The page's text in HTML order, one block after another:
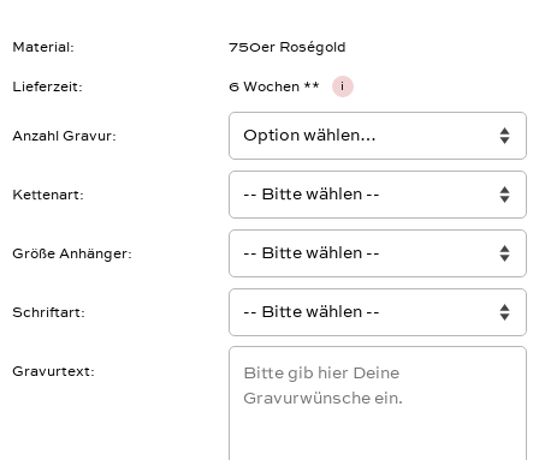
Material 750er Roségold
Lieferzeit 6 Wochen ** i
Anzahl Gravur
Kettenart
Größe Anhänger
Schriftart
Gravurtext